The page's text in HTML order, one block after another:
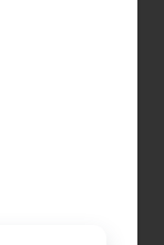
в части
– отмена
зелёная